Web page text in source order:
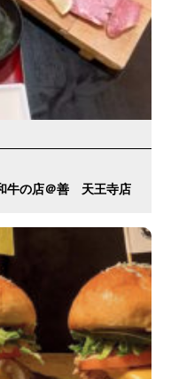
牛の店＠善 天王寺店